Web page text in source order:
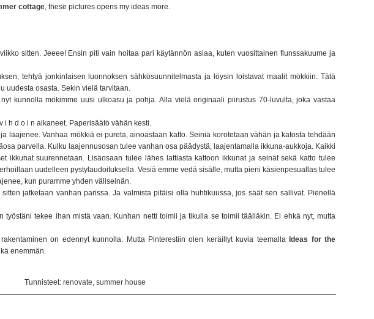
cottage, these pictures opens my ideas more.
sitten. Jeeee! Ensin piti vain hoitaa pari käytännön asiaa, kuten vuosittainen flunssakuume ja
tehtyä jonkinlaisen luonnoksen sähkösuunnitelmasta ja löysin loistavat maalit mökkiin. Tätä
uudesta osasta. Sekin vielä tarvitaan.
kunnolla mökimme uusi ulkoasu ja pohja. Alla vielä originaali piirustus 70-luvulta, joka vastaa
i h d o i n alkaneet. Paperisäätö vähän kesti.
laajenee. Vanhaa mökkiä ei pureta, ainoastaan katto. Seiniä korotetaan vähän ja katosta tehdään
parvella. Kulku laajennusosan tulee vanhan osa päädystä, laajentamalla ikkuna-aukkoja. Kaikki
ikkunat suurennetaan. Lisäosaan tulee lähes lattiasta kattoon ikkunat ja seinät sekä katto tulee
uudelleen pystylaudoituksella. Vesiä emme vedä sisälle, mutta pieni käsienpesuallas tulee
kun puramme yhden väliseinän.
jatketaan vanhan parissa. Ja valmista pitäisi olla huhtikuussa, jos säät sen sallivat. Pienellä
työstäni tekee ihan mistä vaan. Kunhan netti toimii ja tikulla se toimii täälläkin. Ei ehkä nyt, mutta
on edennyt kunnolla. Mutta Pinterestiin olen keräillyt kuvia teemallaIdeas for the
enemmän.
Tunnisteet: renovate, summer house